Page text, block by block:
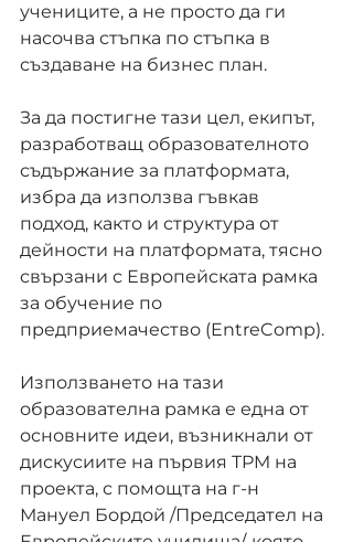
учениците, а не просто да ги
насочва стъпка по стъпка в
създаване на бизнес план.
За да постигне тази цел, екипът,
разработващ образователното
съдържание за платформата,
избра да използва гъвкав
подход, както и структура от
дейности на платформата, тясно
свързани с Европейската рамка
за обучение по
предприемачество (EntreComp).
Използването на тази
образователна рамка е една от
основните идеи, възникнали от
дискусиите на първия TPM на
проекта, с помощта на г-н
Мануел Бордой /Председател на